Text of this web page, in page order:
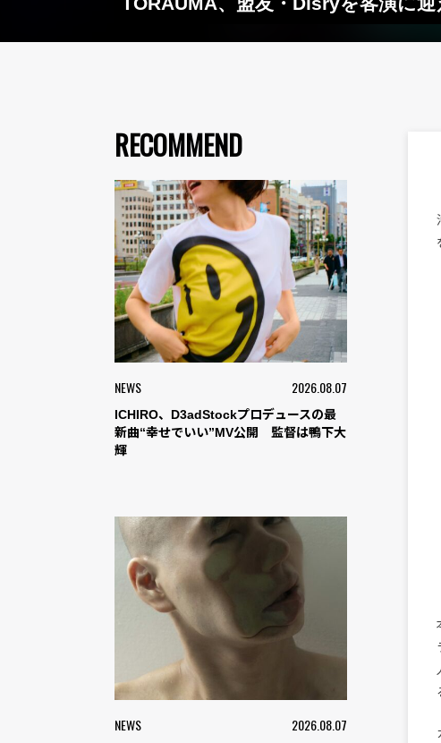
RECOMMEND
NEWS 2026.08.07
ICHIRO、D3adStockプロデュースの最
新曲“幸せでいい”MV公開 監督は鴨下大
輝
NEWS 2026.08.07